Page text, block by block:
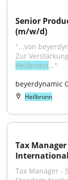
Senior
(m/w/d)
"...von
Heilbronn..."
beyerdynamic
Heilbronn
Tax
Tax Manager -